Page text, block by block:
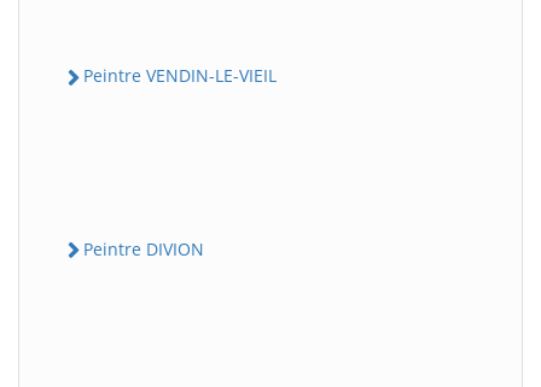
Peintre VENDIN-LE-VIEIL
Peintre DIVION